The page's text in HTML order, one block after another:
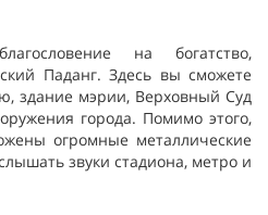
на богатство,
Паданг. Здесь вы сможете
здание мэрии, Верховный Суд
города. Помимо этого,
огромные металлические
звуки стадиона, метро и